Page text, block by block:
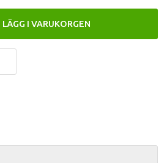
LÄGG I VARUKORGEN